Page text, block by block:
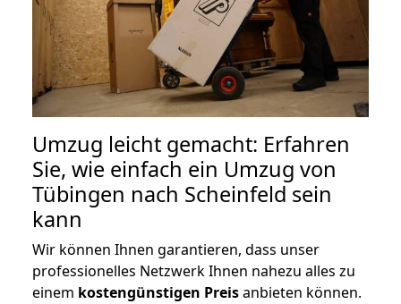
Umzug leicht gemacht: Erfahren
Sie, wie einfach ein Umzug von
Tübingen nach Scheinfeld sein
kann
Wir können Ihnen garantieren, dass unser
professionelles Netzwerk Ihnen nahezu alles zu
einem kostengünstigen Preisanbieten können.